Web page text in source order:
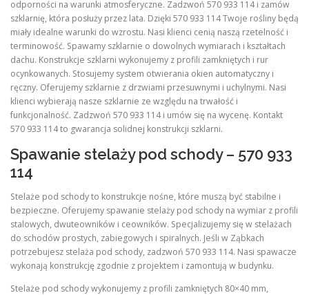
odporności na warunki atmosferyczne. Zadzwoń 570 933 114 i zamów
szklarnię, która posłuży przez lata. Dzięki 570 933 114 Twoje rośliny będą
miały idealne warunki do wzrostu. Nasi klienci cenią naszą rzetelność i
terminowość. Spawamy szklarnie o dowolnych wymiarach i kształtach
dachu. Konstrukcje szklarni wykonujemy z profili zamkniętych i rur
ocynkowanych. Stosujemy system otwierania okien automatyczny i
ręczny. Oferujemy szklarnie z drzwiami przesuwnymi i uchylnymi. Nasi
klienci wybierają nasze szklarnie ze względu na trwałość i
funkcjonalność. Zadzwoń 570 933 114 i umów się na wycenę. Kontakt
570 933 114 to gwarancja solidnej konstrukcji szklarni.
Spawanie stelaży pod schody – 570 933
114
Stelaże pod schody to konstrukcje nośne, które muszą być stabilne i
bezpieczne. Oferujemy spawanie stelaży pod schody na wymiar z profili
stalowych, dwuteowników i ceowników. Specjalizujemy się w stelażach
do schodów prostych, zabiegowych i spiralnych. Jeśli w Ząbkach
potrzebujesz stelaża pod schody, zadzwoń 570 933 114. Nasi spawacze
wykonają konstrukcję zgodnie z projektem i zamontują w budynku.
Stelaże pod schody wykonujemy z profili zamkniętych 80×40 mm,